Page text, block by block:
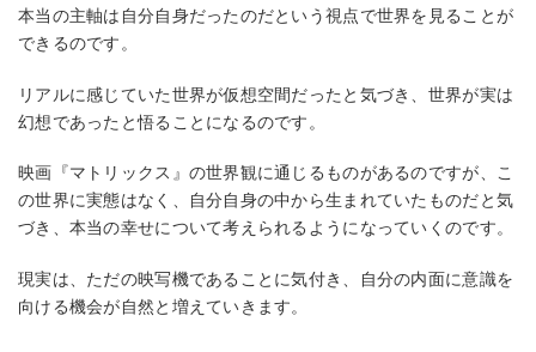
本当の主軸は自分自身だったのだという視点で世界を見ることが
できるのです。
リアルに感じていた世界が仮想空間だったと気づき、世界が実は
幻想であったと悟ることになるのです。
映画『マトリックス』の世界観に通じるものがあるのですが、こ
の世界に実態はなく、自分自身の中から生まれていたものだと気
づき、本当の幸せについて考えられるようになっていくのです。
現実は、ただの映写機であることに気付き、自分の内面に意識を
向ける機会が自然と増えていきます。